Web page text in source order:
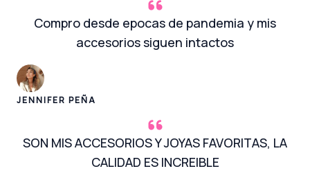
Compro desde epocas de pandemia y mis
accesorios siguen intactos
JENNIFER PEÑA
SON MIS ACCESORIOS Y JOYAS FAVORITAS, LA
CALIDAD ES INCREIBLE